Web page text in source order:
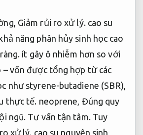
Giảm rủi ro xử lý. cao su
năng phân hủy sinh học cao
ít gây ô nhiễm hơn so với
– vốn được tổng hợp từ các
như styrene-butadiene (SBR),
thực tế. neoprene, Đúng quy
ngũ. Tư vấn tận tâm. Tuy
xử lý. cao su nguyên sinh